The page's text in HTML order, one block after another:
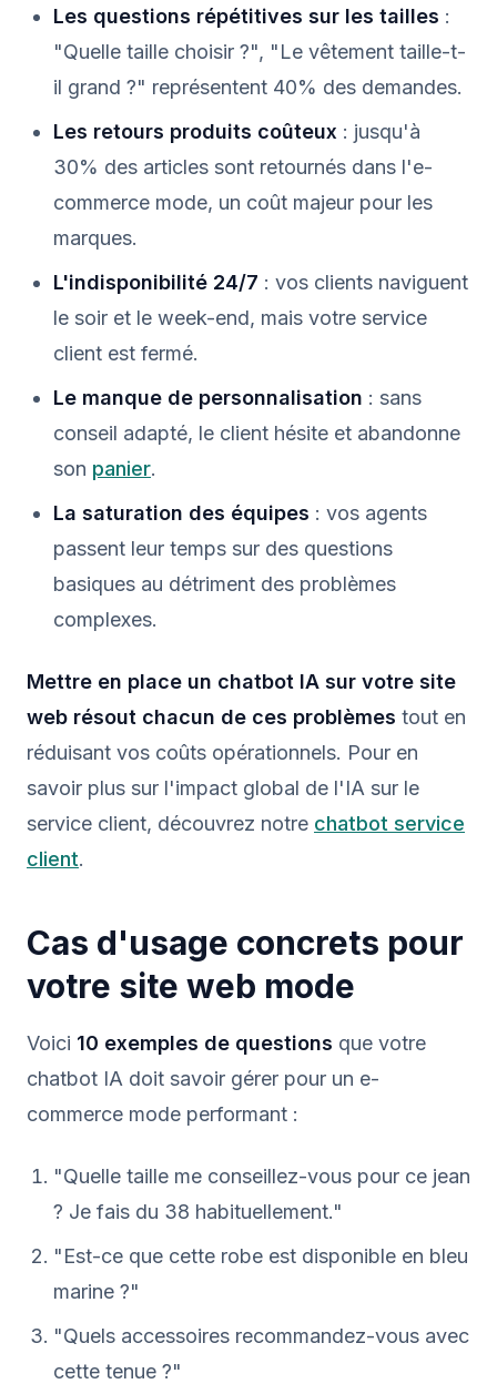
Les questions répétitives sur les tailles :
"Quelle taille choisir ?", "Le vêtement taille-t-
il grand ?" représentent 40% des demandes.
Les retours produits coûteux : jusqu'à
30% des articles sont retournés dans l'e-
commerce mode, un coût majeur pour les
marques.
L'indisponibilité 24/7 : vos clients naviguent
le soir et le week-end, mais votre service
client est fermé.
Le manque de personnalisation : sans
conseil adapté, le client hésite et abandonne
son panier.
La saturation des équipes : vos agents
passent leur temps sur des questions
basiques au détriment des problèmes
complexes.
Mettre en place un chatbot IA sur votre site
web résout chacun de ces problèmes tout en
réduisant vos coûts opérationnels. Pour en
savoir plus sur l'impact global de l'IA sur le
service client, découvrez notre chatbot service
client.
Cas d'usage concrets pour
votre site web mode
Voici 10 exemples de questions que votre
chatbot IA doit savoir gérer pour un e-
commerce mode performant :
"Quelle taille me conseillez-vous pour ce jean
? Je fais du 38 habituellement."
"Est-ce que cette robe est disponible en bleu
marine ?"
"Quels accessoires recommandez-vous avec
cette tenue ?"